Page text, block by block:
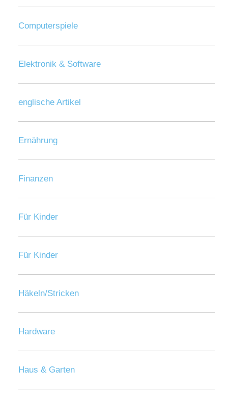
Computerspiele
Elektronik & Software
englische Artikel
Ernährung
Finanzen
Für Kinder
Für Kinder
Häkeln/Stricken
Hardware
Haus & Garten